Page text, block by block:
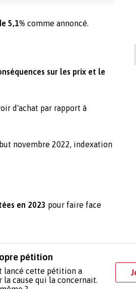
5,1% comme annoncé.
sur les prix et le
d'achat par rapport à
novembre 2022, indexation
en 2023 pour faire face
pétition
lancé cette pétition a
la cause qui la concernait.